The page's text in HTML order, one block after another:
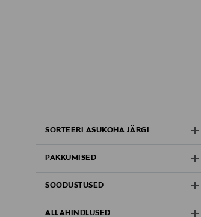
SORTEERI ASUKOHA JÄRGI
PAKKUMISED
SOODUSTUSED
ALLAHINDLUSED